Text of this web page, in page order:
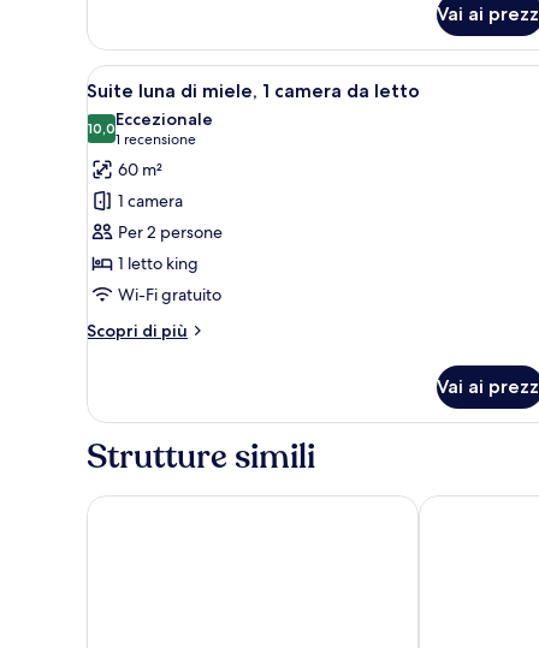
1
camera
da
letto,
vista
giardino
Deluxe
con
letto
matrimoniale
o
letti
singoli,
camera
da
vista
giardino
Vai ai
Apri
tutte
le
foto
per
Suite
luna
di
miele,
1
letto
Una camera d'albergo con
8
Suite luna di miele, 1 camera da letto
10,010,0 su 10
Eccezionale
1 recensione
(1
recensione)
60 m²
1 camera
Per 2 persone
1 letto king
Wi-Fi gratuito
Scopri di più
Altri
luna
miele,
camera
Vai ai
Strutture simili
Swahita Rama Phala